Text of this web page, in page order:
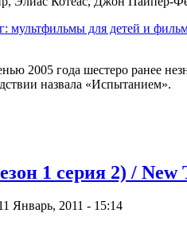
2005 года шестеро ранее
назвала «Испытанием».
1 серия 2) / New
Январь, 2011 - 15:14